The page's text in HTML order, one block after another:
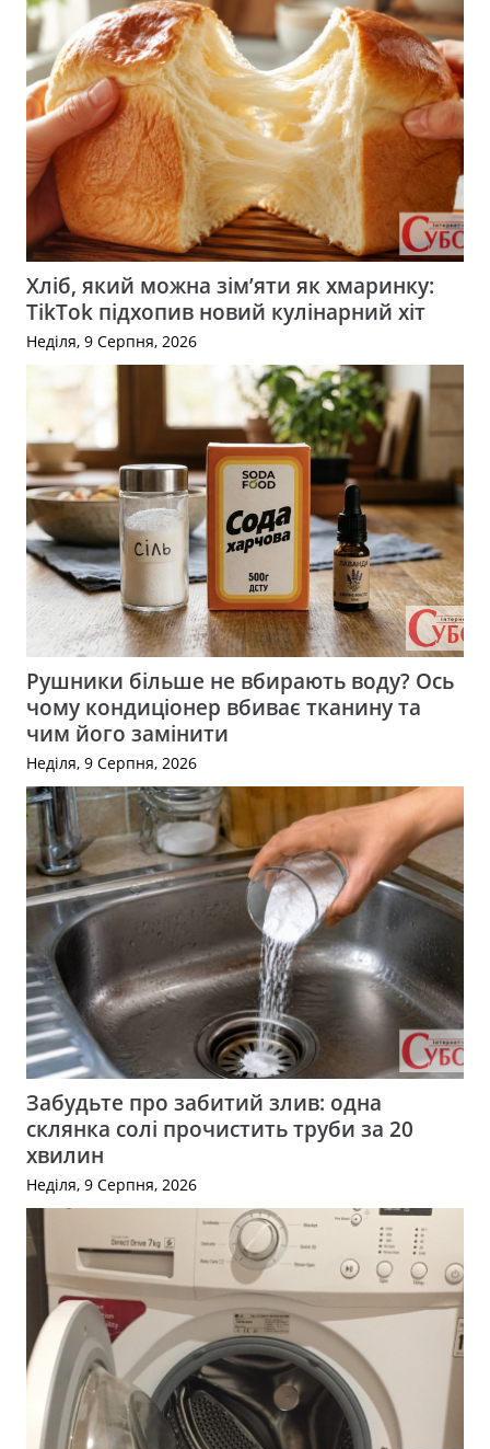
Хліб, який можна зім’яти як хмаринку:
TikTok підхопив новий кулінарний хіт
Неділя, 9 Серпня, 2026
Рушники більше не вбирають воду? Ось
чому кондиціонер вбиває тканину та
чим його замінити
Неділя, 9 Серпня, 2026
Забудьте про забитий злив: одна
склянка солі прочистить труби за 20
хвилин
Неділя, 9 Серпня, 2026